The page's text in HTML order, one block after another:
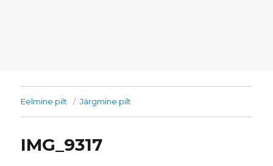
Eelmine pilt Järgmine pilt
IMG_9317